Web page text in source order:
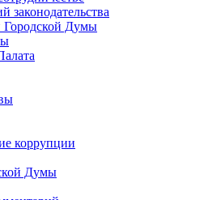
законодательства
Думы
коррупции
Думы